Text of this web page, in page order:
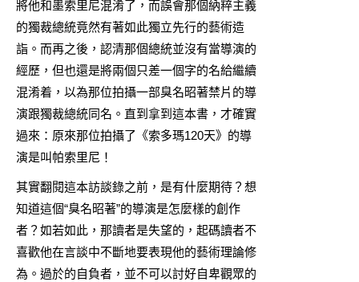
將他和墨索里尼混淆了，而誤會那個納粹主義
的獨裁總統竟然有著如此獨立先行的藝術造
詣。而再之後，認清那個總統並沒有當導演的
經歷，但也還是將兩個只差一個字的名給繼續
混淆着，以為那位拍攝一部臭名昭著禁片的導
演跟獨裁總統同名。直到拿到這本書，才確實
過來：原來那位拍攝了《索多瑪120天》的導
演是叫帕索里尼！
其實翻閱這本訪談錄之前，是有什麼期待？想
知道這個“臭名昭著”的導演是怎麼樣的創作
者？如若如此，那讀者是失望的，起碼讀者不
喜歡他在言談中不斷地要表現他的藝術理論修
為。過於的自負者，並不可以討好自卑觀眾的